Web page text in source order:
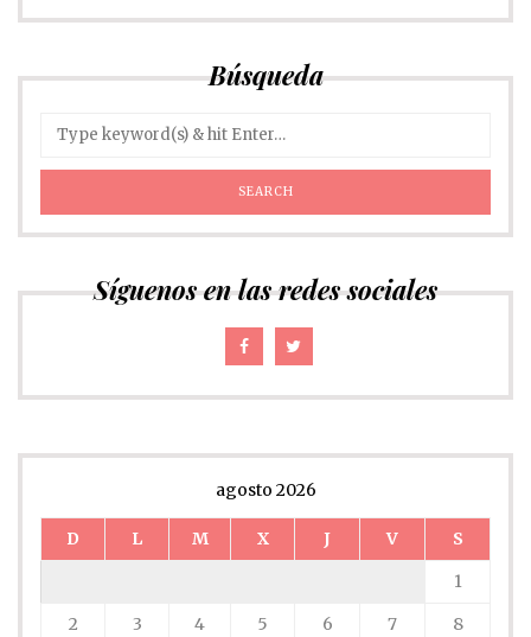
Búsqueda
Síguenos en las redes sociales
agosto 2026
D L M X J V
S
1
2
3 4 5 6 7
8